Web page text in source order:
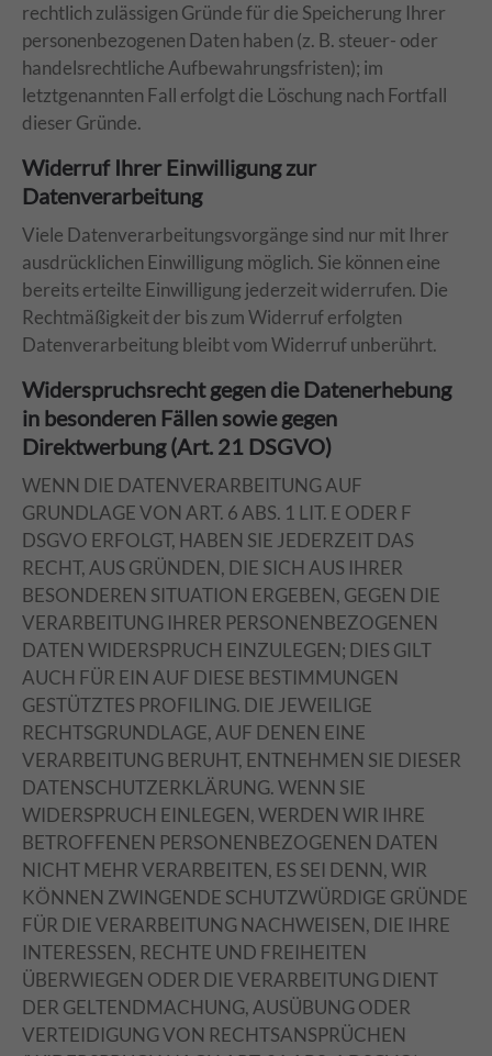
rechtlich zulässigen Gründe für die Speicherung Ihrer
personenbezogenen Daten haben (z. B. steuer- oder
handelsrechtliche Aufbewahrungsfristen); im
letztgenannten Fall erfolgt die Löschung nach Fortfall
dieser Gründe.
Widerruf Ihrer Einwilligung zur
Datenverarbeitung
Viele Datenverarbeitungsvorgänge sind nur mit Ihrer
ausdrücklichen Einwilligung möglich. Sie können eine
bereits erteilte Einwilligung jederzeit widerrufen. Die
Rechtmäßigkeit der bis zum Widerruf erfolgten
Datenverarbeitung bleibt vom Widerruf unberührt.
Widerspruchsrecht gegen die Datenerhebung
in besonderen Fällen sowie gegen
Direktwerbung (Art. 21 DSGVO)
WENN DIE DATENVERARBEITUNG AUF
GRUNDLAGE VON ART. 6 ABS. 1 LIT. E ODER F
DSGVO ERFOLGT, HABEN SIE JEDERZEIT DAS
RECHT, AUS GRÜNDEN, DIE SICH AUS IHRER
BESONDEREN SITUATION ERGEBEN, GEGEN DIE
VERARBEITUNG IHRER PERSONENBEZOGENEN
DATEN WIDERSPRUCH EINZULEGEN; DIES GILT
AUCH FÜR EIN AUF DIESE BESTIMMUNGEN
GESTÜTZTES PROFILING. DIE JEWEILIGE
RECHTSGRUNDLAGE, AUF DENEN EINE
VERARBEITUNG BERUHT, ENTNEHMEN SIE DIESER
DATENSCHUTZERKLÄRUNG. WENN SIE
WIDERSPRUCH EINLEGEN, WERDEN WIR IHRE
BETROFFENEN PERSONENBEZOGENEN DATEN
NICHT MEHR VERARBEITEN, ES SEI DENN, WIR
KÖNNEN ZWINGENDE SCHUTZWÜRDIGE GRÜNDE
FÜR DIE VERARBEITUNG NACHWEISEN, DIE IHRE
INTERESSEN, RECHTE UND FREIHEITEN
ÜBERWIEGEN ODER DIE VERARBEITUNG DIENT
DER GELTENDMACHUNG, AUSÜBUNG ODER
VERTEIDIGUNG VON RECHTSANSPRÜCHEN